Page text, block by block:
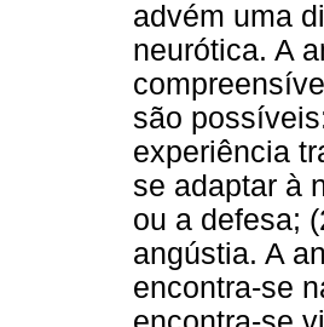
advém uma
neurótica. A
são
experiência
se adaptar à
ou a defesa;
angústia. A
encontra-se